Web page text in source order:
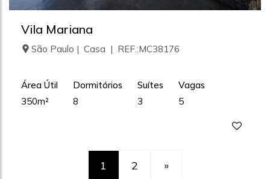
Vila Mariana
São Paulo | Casa | REF.:MC38176
Área Útil
350m²
Dormitórios
8
Suítes
3
Vagas
5
1 2 »